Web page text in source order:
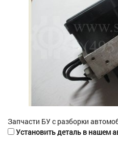
Запчасти БУ с разборки
Установить деталь в нашем